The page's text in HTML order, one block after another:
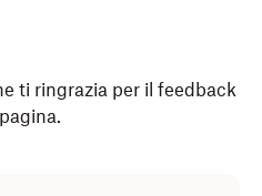
ti ringrazia per il feedback